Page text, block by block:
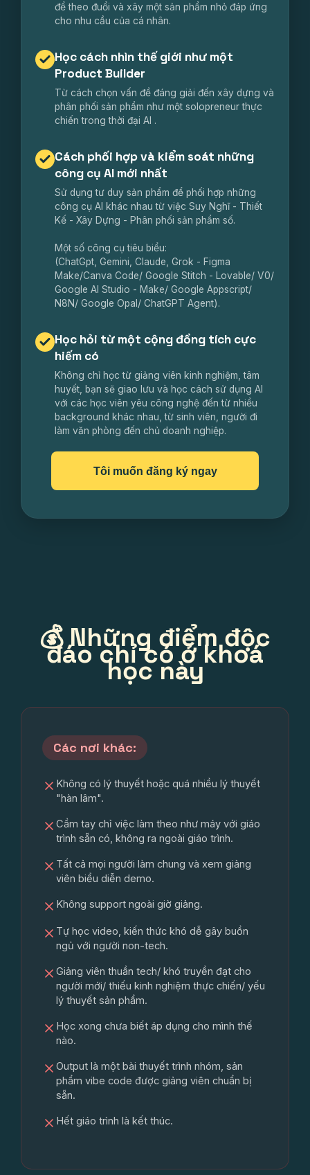
để theo đuổi và xây một sản phẩm nhỏ đáp ứng
cho nhu cầu của cá nhân.
Học cách nhìn thế giới như một
Product Builder
Từ cách chọn vấn đề đáng giải đến xây dựng và
phân phối sản phẩm như một solopreneur thực
chiến trong thời đại AI .
Cách phối hợp và kiểm soát những
công cụ AI mới nhất
Sử dụng tư duy sản phẩm để phối hợp những
công cụ AI khác nhau từ việc Suy Nghĩ - Thiết
Kế - Xây Dựng - Phân phối sản phẩm số.
Một số công cụ tiêu biểu:
(ChatGpt, Gemini, Claude, Grok - Figma
Make/Canva Code/ Google Stitch - Lovable/ V0/
Google AI Studio - Make/ Google Appscript/
N8N/ Google Opal/ ChatGPT Agent).
Học hỏi từ một cộng đồng tích cực
hiếm có
Không chỉ học từ giảng viên kinh nghiệm, tâm
huyết, bạn sẽ giao lưu và học cách sử dụng AI
với các học viên yêu công nghệ đến từ nhiều
background khác nhau, từ sinh viên, người đi
làm văn phòng đến chủ doanh nghiệp.
Tôi muốn đăng ký ngay
💰 Những điểm độc
đáo chỉ có ở khoá
học này
Các nơi khác:
Không có lý thuyết hoặc quá nhiều lý thuyết
"hàn lâm".
Cầm tay chỉ việc làm theo như máy với giáo
trình sẵn có, không ra ngoài giáo trình.
Tất cả mọi người làm chung và xem giảng
viên biểu diễn demo.
Không support ngoài giờ giảng.
Tự học video, kiến thức khó dễ gây buồn
ngủ với người non-tech.
Giảng viên thuần tech/ khó truyền đạt cho
người mới/ thiếu kinh nghiệm thực chiến/ yếu
lý thuyết sản phẩm.
Học xong chưa biết áp dụng cho mình thế
nào.
Output là một bài thuyết trình nhóm, sản
phẩm vibe code được giảng viên chuẩn bị
sẵn.
Hết giáo trình là kết thúc.